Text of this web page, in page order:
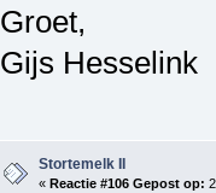
Groet,
Gijs Hesselink
Stortemelk II
« Reactie #106 Gepost op: